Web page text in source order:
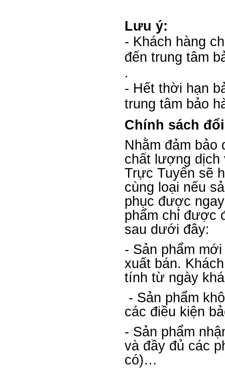
Lưu ý:
- Khách hàng
đến trung tâm
.
- Hết thời hạn
trung tâm bảo
Chính sách
Nhằm đảm
chất lượng dịch
Trực Tuyến sẽ
cùng loại nếu
phục được
phẩm chỉ được
sau dưới đây:
- Sản phẩm
xuất bán.
tính từ ngày
- Sản phẩm
các điều kiện
- Sản phẩm
và đầy đủ các
có)…